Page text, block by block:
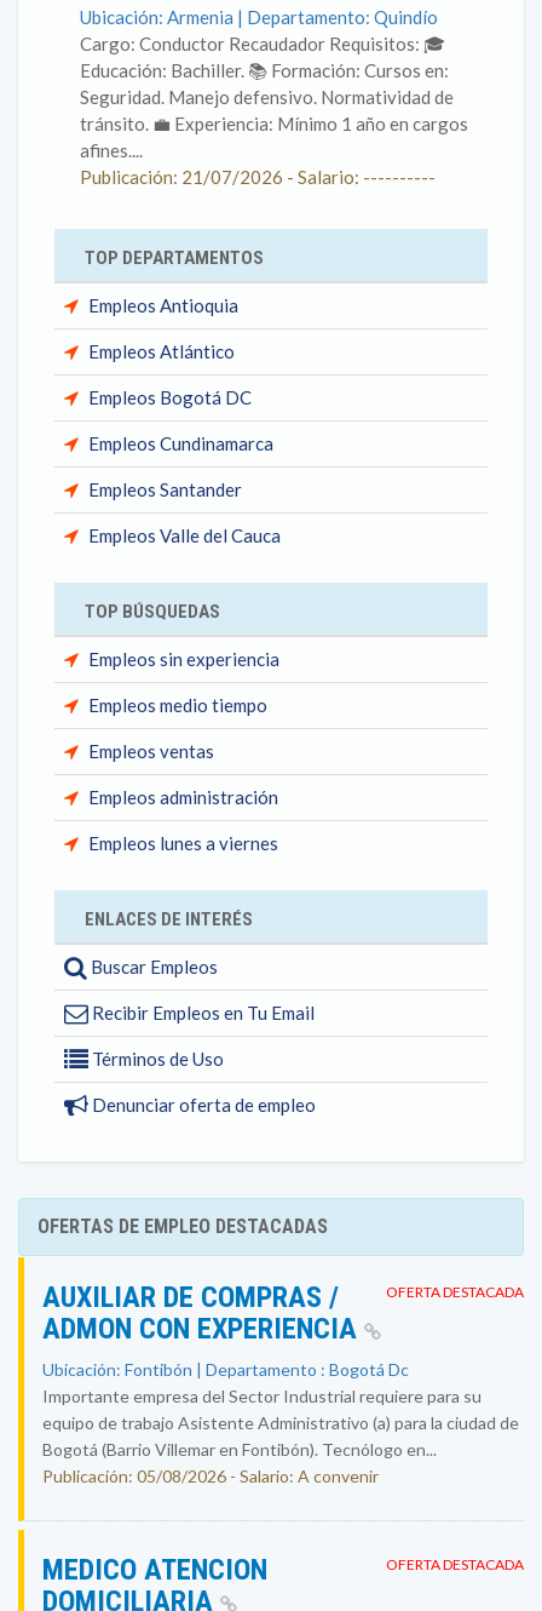
Ubicación: Armenia | Departamento: Quindío
Cargo: Conductor Recaudador Requisitos: 🎓
Educación: Bachiller. 📚 Formación: Cursos en:
Seguridad. Manejo defensivo. Normatividad de
tránsito. 💼 Experiencia: Mínimo 1 año en cargos
afines....
Publicación: 21/07/2026 - Salario: ----------
TOP DEPARTAMENTOS
Empleos Antioquia
Empleos Atlántico
Empleos Bogotá DC
Empleos Cundinamarca
Empleos Santander
Empleos Valle del Cauca
TOP BÚSQUEDAS
Empleos sin experiencia
Empleos medio tiempo
Empleos ventas
Empleos administración
Empleos lunes a viernes
ENLACES DE INTERÉS
Buscar Empleos
Recibir Empleos en Tu Email
Términos de Uso
Denunciar oferta de empleo
OFERTAS DE EMPLEO DESTACADAS
OFERTA DESTACADA
AUXILIAR DE COMPRAS /
ADMON CON EXPERIENCIA
Ubicación: Fontibón | Departamento : Bogotá Dc
Importante empresa del Sector Industrial requiere para su
equipo de trabajo Asistente Administrativo (a) para la ciudad de
Bogotá (Barrio Villemar en Fontibón). Tecnólogo en...
Publicación: 05/08/2026 - Salario: A convenir
OFERTA DESTACADA
MEDICO ATENCION
DOMICILIARIA